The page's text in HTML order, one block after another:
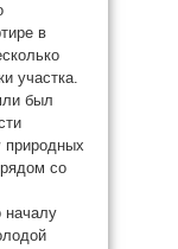
в
участка.
был
природных
со
началу